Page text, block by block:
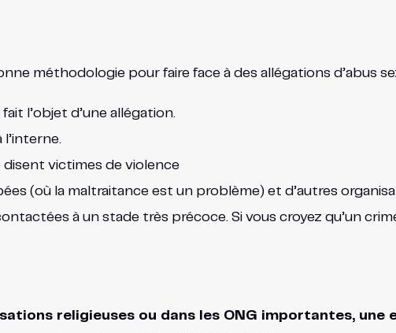
méthodologie pour faire face à des allégations d’abus
l’objet d’une allégation.
disent victimes de violence
(où la maltraitance est un problème) et d’autres
à un stade très précoce. Si vous croyez qu’un
religieuses ou dans les ONG importantes,